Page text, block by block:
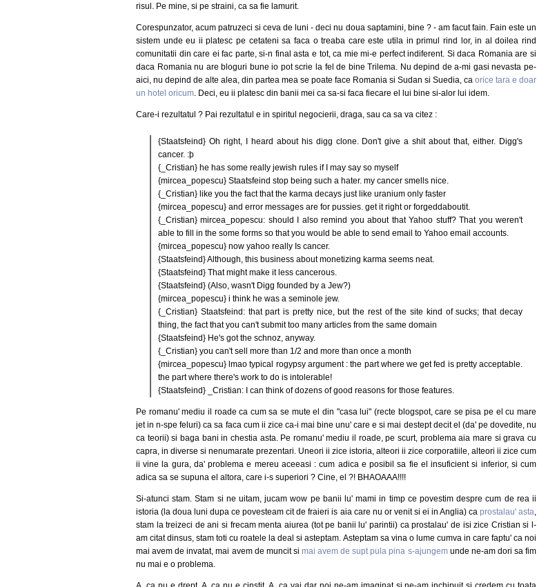
risul. Pe mine, si pe straini, ca sa fie lamurit.
Corespunzator, acum patruzeci si ceva de luni - deci nu doua saptamini, bine ? - am facut fain. Fain este un
sistem unde eu ii platesc pe cetateni sa faca o treaba care este utila in primul rind lor, in al doilea rind
comunitatii din care ei fac parte, si-n final asta e tot, ca mie mi-e perfect indiferent. Si daca Romania are si
daca Romania nu are bloguri bune io pot scrie la fel de bine Trilema. Nu depind de a-mi gasi nevasta pe-
aici, nu depind de alte alea, din partea mea se poate face Romania si Sudan si Suedia, ca orice tara e doar
un hotel oricum . Deci, eu ii platesc din banii mei ca sa-si faca fiecare el lui bine si-alor lui idem.
Care-i rezultatul ? Pai rezultatul e in spiritul negocierii, draga, sau ca sa va citez :
{Staatsfeind} Oh right, I heard about his digg clone. Don't give a shit about that, either. Digg's
cancer. :þ
{_Cristian} he has some really jewish rules if I may say so myself
{mircea_popescu} Staatsfeind stop being such a hater. my cancer smells nice.
{_Cristian} like you the fact that the karma decays just like uranium only faster
{mircea_popescu} and error messages are for pussies. get it right or forgeddaboutit.
{_Cristian} mircea_popescu: should I also remind you about that Yahoo stuff? That you weren't
able to fill in the some forms so that you would be able to send email to Yahoo email accounts.
{mircea_popescu} now yahoo really Is cancer.
{Staatsfeind} Although, this business about monetizing karma seems neat.
{Staatsfeind} That might make it less cancerous.
{Staatsfeind} (Also, wasn't Digg founded by a Jew?)
{mircea_popescu} i think he was a seminole jew.
{_Cristian} Staatsfeind: that part is pretty nice, but the rest of the site kind of sucks; that decay
thing, the fact that you can't submit too many articles from the same domain
{Staatsfeind} He's got the schnoz, anyway.
{_Cristian} you can't sell more than 1/2 and more than once a month
{mircea_popescu} lmao typical rogypsy argument : the part where we get fed is pretty acceptable.
the part where there's work to do is intolerable!
{Staatsfeind} _Cristian: I can think of dozens of good reasons for those features.
Pe romanu' mediu il roade ca cum sa se mute el din "casa lui" (recte blogspot, care se pisa pe el cu mare
jet in n-spe feluri) ca sa faca cum ii zice ca-i mai bine unu' care e si mai destept decit el (da' pe dovedite, nu
ca teorii) si baga bani in chestia asta. Pe romanu' mediu il roade, pe scurt, problema aia mare si grava cu
capra, in diverse si nenumarate prezentari. Uneori ii zice istoria, alteori ii zice corporatiile, alteori ii zice cum
ii vine la gura, da' problema e mereu aceeasi : cum adica e posibil sa fie el insuficient si inferior, si cum
adica sa se supuna el altora, care i-s superiori ? Cine, el ?! BHAOAAA!!!!
Si-atunci stam. Stam si ne uitam, jucam wow pe banii lu' mami in timp ce povestim despre cum de rea ii
istoria (la doua luni dupa ce povesteam cit de fraieri is aia care nu or venit si ei in Anglia) ca prostalau' asta
stam la treizeci de ani si frecam menta aiurea (tot pe banii lu' parintii) ca prostalau' de isi zice Cristian si l-
am citat dinsus, stam toti cu roatele la deal si asteptam. Asteptam sa vina o lume cumva in care faptu' ca noi
mai avem de invatat, mai avem de muncit si mai avem de supt pula pina s-ajungemunde ne-am dori sa fim
nu mai e o problema.